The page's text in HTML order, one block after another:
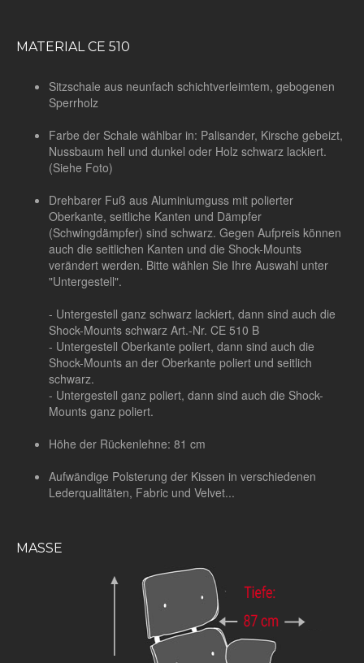
MATERIAL CE 510
Sitzschale aus neunfach schichtverleimtem, gebogenen
Sperrholz
Farbe der Schale wählbar in: Palisander, Kirsche gebeizt,
Nussbaum hell und dunkel oder Holz schwarz lackiert.
(Siehe Foto)
Drehbarer Fuß aus Aluminiumguss mit polierter
Oberkante, seitliche Kanten und Dämpfer
(Schwingdämpfer) sind schwarz. Gegen Aufpreis können
auch die seitlichen Kanten und die Shock-Mounts
verändert werden. Bitte wählen Sie Ihre Auswahl unter
"Untergestell".
- Untergestell ganz schwarz lackiert, dann sind auch die
Shock-Mounts schwarz Art.-Nr. CE 510 B
- Untergestell Oberkante poliert, dann sind auch die
Shock-Mounts an der Oberkante poliert und seitlich
schwarz.
- Untergestell ganz poliert, dann sind auch die Shock-
Mounts ganz poliert.
Höhe der Rückenlehne: 81 cm
Aufwändige Polsterung der Kissen in verschiedenen
Lederqualitäten, Fabric und Velvet...
MASSE